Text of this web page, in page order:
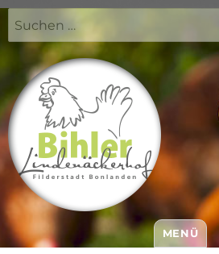
Suchen
nach:
Bihler Lindenäckerhof
MENÜ